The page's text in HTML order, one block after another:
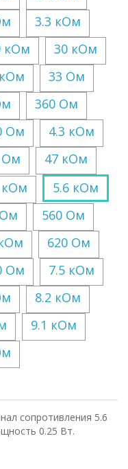
3.3 кОм
кОм
30 кОм
33 Ом
360 Ом
Ом
4.3 кОм
Ом
47 кОм
кОм
5.6 кОм
560 Ом
620 Ом
Ом
7.5 кОм
8.2 кОм
9.1 кОм
сопротивления 5.6
0.25 Вт.